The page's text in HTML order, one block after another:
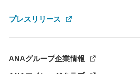
プレスリリース
ANAグループ企業情報